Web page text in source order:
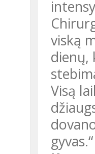
viską
dienų,
Visą
gyvas.“